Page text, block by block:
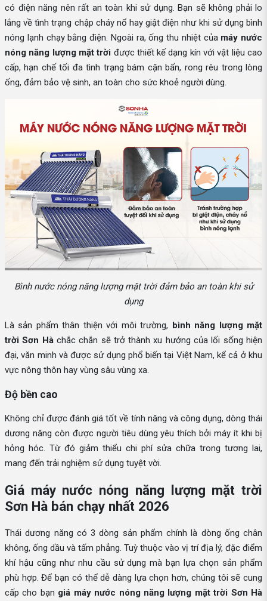
có điện năng nên rất an toàn khi sử dụng. Bạn sẽ không phải lo
lắng về tình trạng chập cháy nổ hay giật điện như khi sử dụng bình
nóng lạnh chạy bằng điện. Ngoài ra, ống thu nhiệt của máy nước
nóng năng lượng mặt trời được thiết kế dạng kín với vật liệu cao
cấp, hạn chế tối đa tình trạng bám cặn bẩn, rong rêu trong lòng
ống, đảm bảo vệ sinh, an toàn cho sức khoẻ người dùng.
Bình nước nóng năng lượng mặt trời đảm bảo an toàn khi sử
dụng
Là sản phẩm thân thiện với môi trường,
bình năng lượng mặt
trời Sơn Hàchắc chắn sẽ trở thành xu hướng của lối sống hiện
đại, văn minh và được sử dụng phổ biến tại Việt Nam, kể cả ở khu
vực nông thôn hay vùng sâu vùng xa.
Độ bền cao
Không chỉ được đánh giá tốt về tính năng và công dụng, dòng thái
dương năng còn được người tiêu dùng yêu thích bởi máy ít khi bị
hỏng hóc. Từ đó giảm thiểu chi phí sửa chữa trong tương lai,
mang đến trải nghiệm sử dụng tuyệt vời.
Giá máy nước nóng năng lượng mặt trời
Sơn Hà bán chạy nhất 2026
Thái dương năng có 3 dòng sản phẩm chính là dòng ống chân
không, ống dầu và tấm phẳng. Tuỳ thuộc vào vị trí địa lý, đặc điểm
khí hậu cũng như nhu cầu sử dụng mà bạn lựa chọn sản phẩm
phù hợp. Để bạn có thể dễ dàng lựa chọn hơn, chúng tôi sẽ cung
cấp cho bạn giá máy nước nóng năng lượng mặt trời Sơn Hà